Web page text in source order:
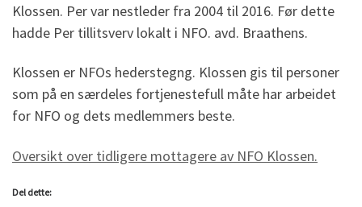
Klossen. Per var nestleder fra 2004 til 2016. Før dette
hadde Per tillitsverv lokalt i NFO. avd. Braathens.
Klossen er NFOs hederstegng. Klossen gis til personer
som på en særdeles fortjenestefull måte har arbeidet
for NFO og dets medlemmers beste.
Oversikt over tidligere mottagere av NFO Klossen.
Del dette: